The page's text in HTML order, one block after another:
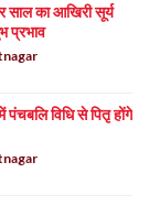
का आखिरी सूर्य
प्रभाव
विधि से पितृ होंगे